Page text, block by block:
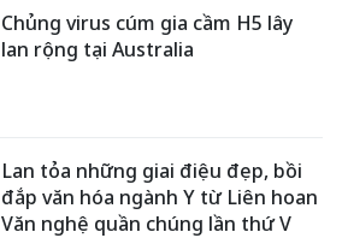
Chủng virus cúm gia cầm H5 lây
lan rộng tại Australia
Lan tỏa những giai điệu đẹp, bồi
đắp văn hóa ngành Y từ Liên hoan
Văn nghệ quần chúng lần thứ V